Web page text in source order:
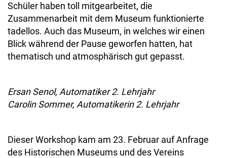
Schüler haben toll mitgearbeitet, die
Zusammenarbeit mit dem Museum funktionierte
tadellos. Auch das Museum, in welches wir einen
Blick während der Pause geworfen hatten, hat
thematisch und atmosphärisch gut gepasst.
Ersan Senol, Automatiker 2. Lehrjahr
Carolin Sommer, Automatikerin 2. Lehrjahr
Dieser Workshop kam am 23. Februar auf Anfrage
des Historischen Museums und des Vereins